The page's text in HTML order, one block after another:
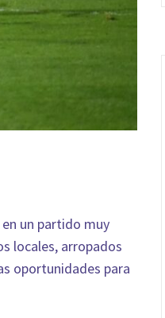
un partido muy
locales, arropados
oportunidades para